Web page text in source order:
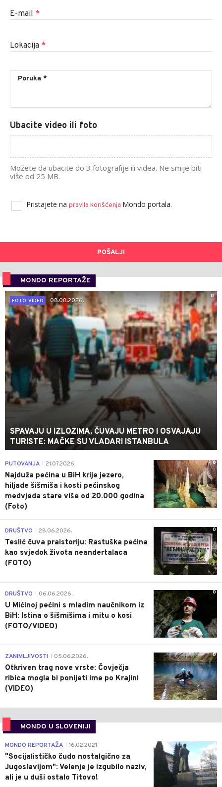
E-mail *
Lokacija *
Ubacite video ili foto
Možete da ubacite do 3 fotografije ili videa. Ne smije biti
više od 25 MB.
Pristajete na pravila korišćenja Mondo portala.
POŠALJI
MONDO REPORTAŽE
0
FOTO, VIDEO
08.08.2026.
SPAVAJU U IZLOZIMA, ČUVAJU METRO I OSVAJAJU
TURISTE: MAČKE SU VLADARI ISTANBULA
0
PUTOVANJA 21.07.2026.
Najduža pećina u BiH krije jezero,
hiljade šišmiša i kosti pećinskog
medvjeda stare više od 20.000 godina
(Foto)
0
DRUŠTVO 28.06.2026.
Teslić čuva praistoriju: Rastuška pećina
kao svjedok života neandertalaca
(FOTO)
0
DRUŠTVO 06.06.2026.
U Mićinoj pećini s mladim naučnikom iz
BiH: Istina o šišmišima i mitu o kosi
(FOTO/VIDEO)
0
ZANIMLJIVOSTI 05.06.2026.
Otkriven trag nove vrste: Čovječja
ribica mogla bi ponijeti ime po Krajini
(VIDEO)
MONDO U SLOVENIJI
4
MONDO REPORTAŽA 16.02.2021.
"Socijalističko čudo nostalgično za
Jugoslavijom": Velenje je izgubilo naziv,
ali je u duši ostalo Titovo!